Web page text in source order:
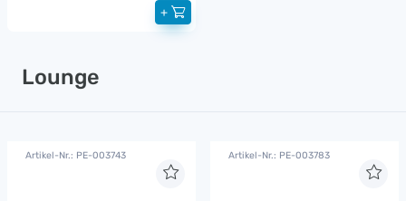
+
Lounge
Artikel-Nr.: PE-003743 Artikel-Nr.: PE-003783